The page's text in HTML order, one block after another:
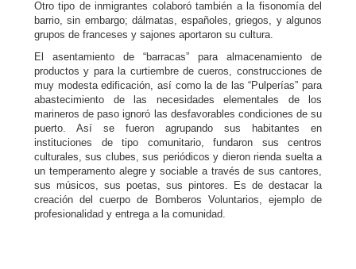
Otro tipo de inmigrantes colaboró también a la fisonomía del
barrio, sin embargo; dálmatas, españoles, griegos, y algunos
grupos de franceses y sajones aportaron su cultura.
El asentamiento de “barracas” para almacenamiento de
productos y para la curtiembre de cueros, construcciones de
muy modesta edificación, así como la de las “Pulperías” para
abastecimiento de las necesidades elementales de los
marineros de paso ignoró las desfavorables condiciones de su
puerto. Así se fueron agrupando sus habitantes en
instituciones de tipo comunitario, fundaron sus centros
culturales, sus clubes, sus periódicos y dieron rienda suelta a
un temperamento alegre y sociable a través de sus cantores,
sus músicos, sus poetas, sus pintores. Es de destacar la
creación del cuerpo de Bomberos Voluntarios, ejemplo de
profesionalidad y entrega a la comunidad.